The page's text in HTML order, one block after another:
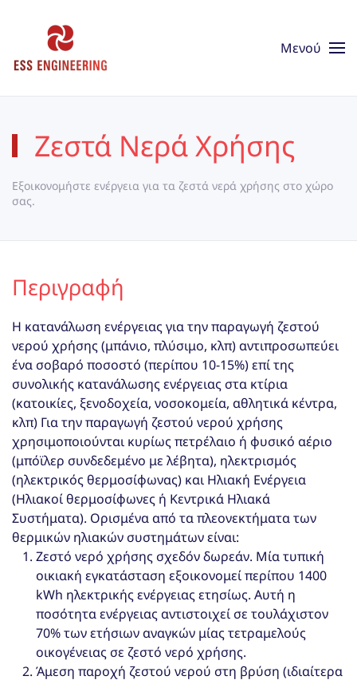
Skip to main content Μενού
Ζεστά Νερά Χρήσης
Εξοικονομήστε ενέργεια για τα ζεστά νερά χρήσης στo χώρο
σας.
Περιγραφή
Η κατανάλωση ενέργειας για την παραγωγή ζεστού
νερού χρήσης (μπάνιο, πλύσιμο, κλπ) αντιπροσωπεύει
ένα σοβαρό ποσοστό (περίπου 10-15%) επί της
συνολικής κατανάλωσης ενέργειας στα κτίρια
(κατοικίες, ξενοδοχεία, νοσοκομεία, αθλητικά κέντρα,
κλπ) Για την παραγωγή ζεστού νερού χρήσης
χρησιμοποιούνται κυρίως πετρέλαιο ή φυσικό αέριο
(μπόϊλερ συνδεδεμένο με λέβητα), ηλεκτρισμός
(ηλεκτρικός θερμοσίφωνας) και Ηλιακή Ενέργεια
(Ηλιακοί θερμοσίφωνες ή Κεντρικά Ηλιακά
Συστήματα). Ορισμένα από τα πλεονεκτήματα των
θερμικών ηλιακών συστημάτων είναι:
Ζεστό νερό χρήσης σχεδόν δωρεάν. Μία τυπική
οικιακή εγκατάσταση εξοικονομεί περίπου 1400
kWh ηλεκτρικής ενέργειας ετησίως. Αυτή η
ποσότητα ενέργειας αντιστοιχεί σε τουλάχιστον
70% των ετήσιων αναγκών μίας τετραμελούς
οικογένειας σε ζεστό νερό χρήσης.
Άμεση παροχή ζεστού νερού στη βρύση (ιδιαίτερα